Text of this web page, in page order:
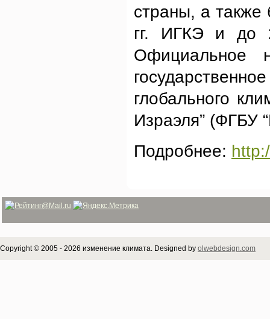
страны, а также
гг. ИГКЭ и до
Официальное
глобального
Израэля” (ФГБУ
Подробнее:
Copyright © 2005 - 2026 изменение климата. Designed by olwebdesign.com